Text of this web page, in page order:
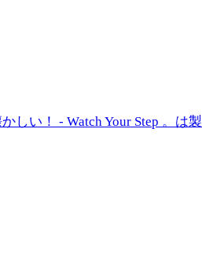
い！ - Watch Your Step 。は製